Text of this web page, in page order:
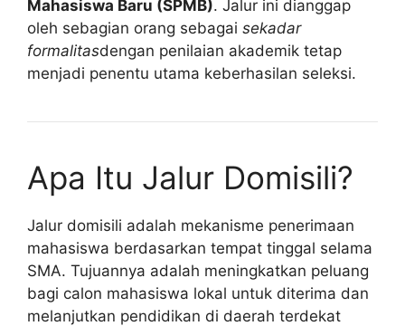
Mahasiswa Baru (SPMB). Jalur ini dianggap
oleh sebagian orang sebagai sekadar
formalitasdengan penilaian akademik tetap
menjadi penentu utama keberhasilan seleksi.
Apa Itu Jalur Domisili?
Jalur domisili adalah mekanisme penerimaan
mahasiswa berdasarkan tempat tinggal selama
SMA. Tujuannya adalah meningkatkan peluang
bagi calon mahasiswa lokal untuk diterima dan
melanjutkan pendidikan di daerah terdekat